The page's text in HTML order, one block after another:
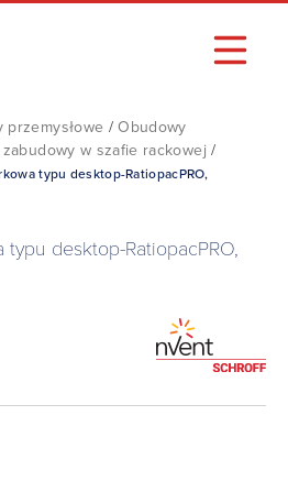
przemysłowe /Obudowy
w szafie rackowej /
typu desktop-RatiopacPRO,
desktop-RatiopacPRO,